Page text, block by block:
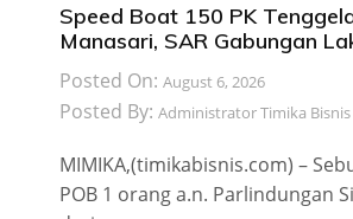
Speed Boat 150 PK
Manasari, SAR Gabungan
Posted On: August 6, 2026
Posted By: Administrator Timika Bisnis
MIMIKA,(timikabisnis.com) –
POB 1 orang a.n. Parlindungan